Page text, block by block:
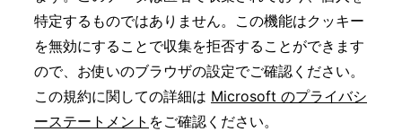
特定するものではありません。この機能はクッキー
を無効にすることで収集を拒否することができます
ので、お使いのブラウザの設定でご確認ください。
この規約に関しての詳細は Microsoft のプライバシ
ーステートメント をご確認ください。